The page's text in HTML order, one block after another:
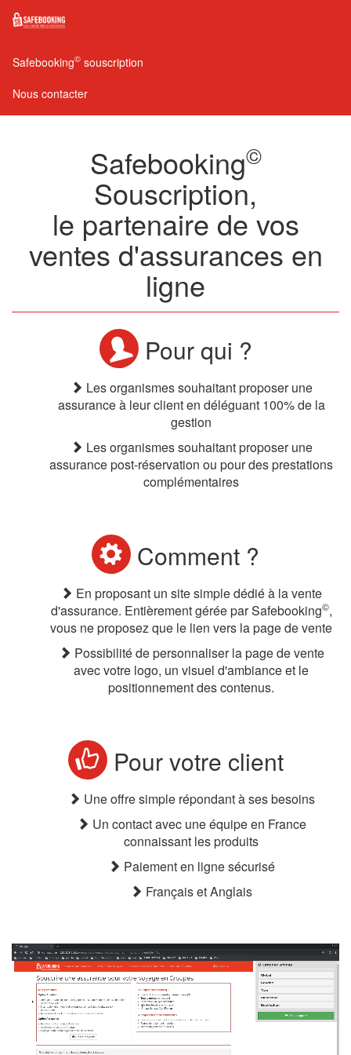
Safebooking© souscription
Nous contacter
Safebooking©
Souscription,
le partenaire de vos
ventes d'assurances en
ligne
Pour qui ?
Les organismes souhaitant proposer une
assurance à leur client en déléguant 100% de la
gestion
Les organismes souhaitant proposer une
assurance post-réservation ou pour des prestations
complémentaires
Comment ?
En proposant un site simple dédié à la vente
d'assurance. Entièrement gérée par Safebooking©,
vous ne proposez que le lien vers la page de vente
Possibilité de personnaliser la page de vente
avec votre logo, un visuel d'ambiance et le
positionnement des contenus.
Pour votre client
Une offre simple répondant à ses besoins
Un contact avec une équipe en France
connaissant les produits
Paiement en ligne sécurisé
Français et Anglais